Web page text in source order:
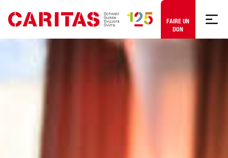
Aller au contenu
FAIRE UN
DON